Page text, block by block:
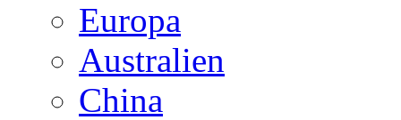
Europa
Australien
China